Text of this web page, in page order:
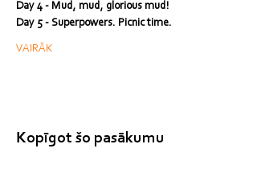
Day 4 - Mud, mud, glorious mud!
Day 5 - Superpowers. Picnic time.
VAIRĀK
Kopīgot šo pasākumu